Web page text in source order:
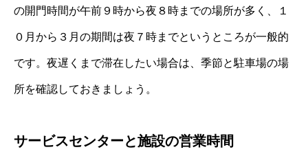
の開門時間が午前９時から夜８時までの場所が多く、１
０月から３月の期間は夜７時までというところが一般的
です。夜遅くまで滞在したい場合は、季節と駐車場の場
所を確認しておきましょう。
サービスセンターと施設の営業時間